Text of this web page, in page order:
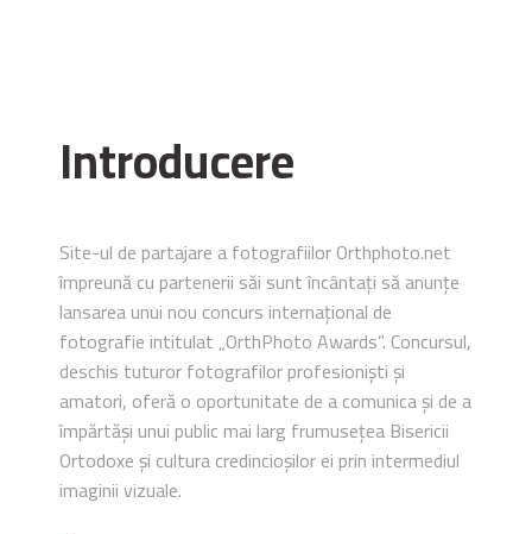
Introducere
Site-ul de partajare a fotografiilor Orthphoto.net
împreună cu partenerii săi sunt încântați să anunțe
lansarea unui nou concurs internațional de
fotografie intitulat „OrthPhoto Awards”. Concursul,
deschis tuturor fotografilor profesioniști și
amatori, oferă o oportunitate de a comunica și de a
împărtăși unui public mai larg frumusețea Bisericii
Ortodoxe și cultura credincioșilor ei prin intermediul
imaginii vizuale.